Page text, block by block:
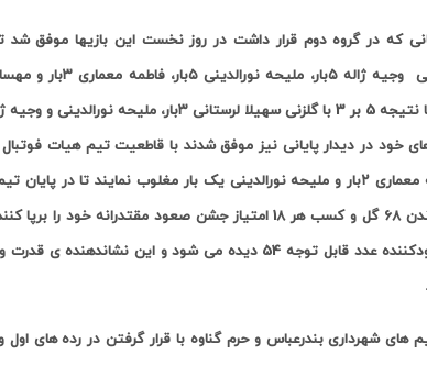
که در گروه دوم قرار داشت در روز نخست این بازیها موفق
۵بار، ملیحه نورالدینی ۵بار، فاطمه معماری ۳بار و مهسا عرب
لرستانی
۳بار، ملیحه نورالدینی و وجیه
خود در دیدار پایانی نیز موفق شدند با قاطعیت تیم هیات فوتبال
۲بار و ملیحه نورالدینی یک بار مغلوب نمایند تا در پایان
گل
و کسب هر 18 امتیاز جشن صعود مقتدرانه خود را برپا
حالیست که در جدول این گروه از لحاظ تفاضل گل با تیم دوم صعودکننده عدد قابل توجه 54 دیده می شود و این
شهرداری بندرعباس و حرم گناوه با قرار گرفتن در رده های اول